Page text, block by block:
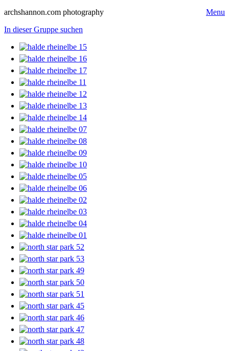
archshannon.com photography
Menu
In dieser Gruppe suchen